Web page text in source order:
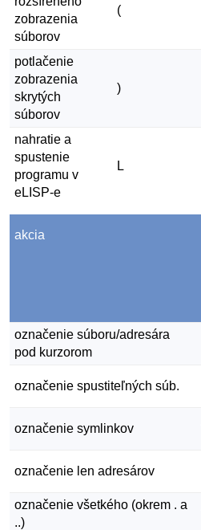
zobrazenia
súborov
(
potlačenie
zobrazenia
skrytých
súborov
)
nahratie a
spustenie
programu v
eLISP-e
L
akcia
označenie súboru/adresára
pod kurzorom
označenie spustiteľných súb.
označenie symlinkov
označenie len adresárov
označenie všetkého (okrem . a
..)